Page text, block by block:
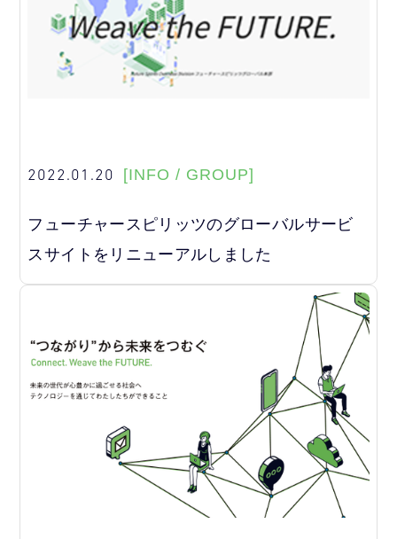
2022.01.20 [INFO / GROUP]
フューチャースピリッツのグローバルサービ
スサイトをリニューアルしました